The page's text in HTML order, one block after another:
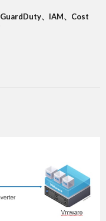
GuardDuty、IAM、Cost